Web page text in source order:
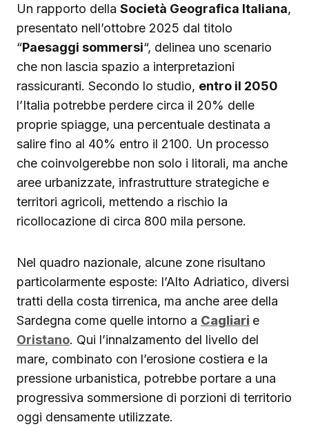
Un rapporto della Società Geografica Italiana,
presentato nell’ottobre 2025 dal titolo
“Paesaggi sommersi“, delinea uno scenario
che non lascia spazio a interpretazioni
rassicuranti. Secondo lo studio, entro il 2050
l’Italia potrebbe perdere circa il 20% delle
proprie spiagge, una percentuale destinata a
salire fino al 40% entro il 2100. Un processo
che coinvolgerebbe non solo i litorali, ma anche
aree urbanizzate, infrastrutture strategiche e
territori agricoli, mettendo a rischio la
ricollocazione di circa 800 mila persone.
Nel quadro nazionale, alcune zone risultano
particolarmente esposte: l’Alto Adriatico, diversi
tratti della costa tirrenica, ma anche aree della
Sardegna come quelle intorno a Cagliari e
Oristano. Qui l’innalzamento del livello del
mare, combinato con l’erosione costiera e la
pressione urbanistica, potrebbe portare a una
progressiva sommersione di porzioni di territorio
oggi densamente utilizzate.